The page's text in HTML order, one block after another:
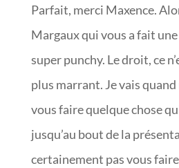
Parfait, merci Maxence.
Margaux qui vous a fait
super punchy. Le droit, ce
plus marrant. Je vais quand
vous faire quelque chose
jusqu’au bout de la
certainement pas vous